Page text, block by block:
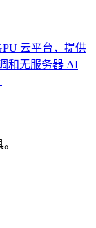
云平台，提供
和无服务器 AI